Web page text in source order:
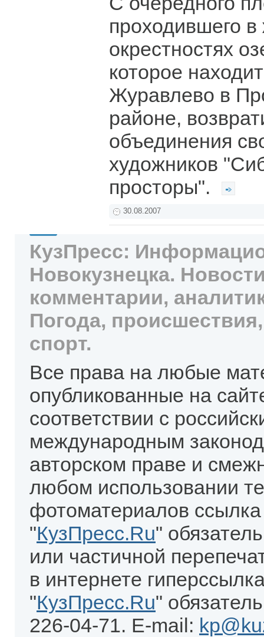
проходившего
окрестностях
которое
Журавлево в
районе,
объединения
художников
просторы".
30.08.2007
КузПресс:
Новокузнецка.
комментарии,
Погода,
спорт.
Все права на любые
опубликованные на
соответствии с
международным
авторском праве и
любом использовании
фотоматериалов
"КузПресс.Ru"
или частичной
в интернете
"КузПресс.Ru"
226-04-71. E-mail: